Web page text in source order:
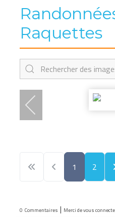
Raquettes
1 2
0 Commentaires | Merci de vous